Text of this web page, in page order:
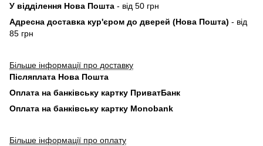
У відділення Нова Пошта - від 50 грн
Адресна доставка кур'єром до дверей (Нова Пошта) - від
85 грн
Більше інформації про доставку
Післяплата Нова Пошта
Оплата на банківську картку ПриватБанк
Оплата на банківську картку Monobank
Більше інформації про оплату